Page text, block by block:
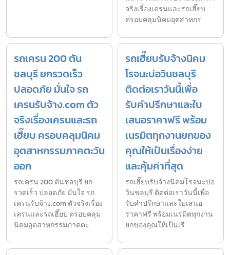
จริงเรื่องเครนและรถเฮี๊ยบ
ครอบคลุมนิคมอุตสาหกร
รถเครน 200 ตัน
ชลบุรี ยกรวดเร็ว
ปลอดภัย มั่นใจ รถ
เครนรับจ้าง.com ตัว
จริงเรื่องเครนและรถ
เฮี๊ยบ ครอบคลุมนิคม
อุตสาหกรรมภาคตะวัน
ออก
รถเครน 200 ตันชลบุรี ยก
รวดเร็ว ปลอดภัย มั่นใจ รถ
เครนรับจ้าง.com ตัวจริงเรื่อง
เครนและรถเฮี๊ยบ ครอบคลุม
นิคมอุตสาหกรรมภาคตะ
รถเฮี๊ยบรับจ้างนิคม
โรจนะบ่อวินชลบุรี
ติดต่อเราวันนี้เพื่อ
รับคำปรึกษาและใบ
เสนอราคาฟรี พร้อม
เนรมิตทุกงานยกของ
คุณให้เป็นเรื่องง่าย
และคุ้มค่าที่สุด
รถเฮี๊ยบรับจ้างนิคมโรจนะบ่อ
วินชลบุรี ติดต่อเราวันนี้เพื่อ
รับคำปรึกษาและใบเสนอ
ราคาฟรี พร้อมเนรมิตทุกงาน
ยกของคุณให้เป็นเรื